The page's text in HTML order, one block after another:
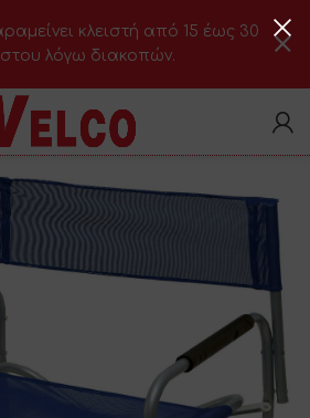
κλειστή από 15 έως 30
λόγω διακοπών.